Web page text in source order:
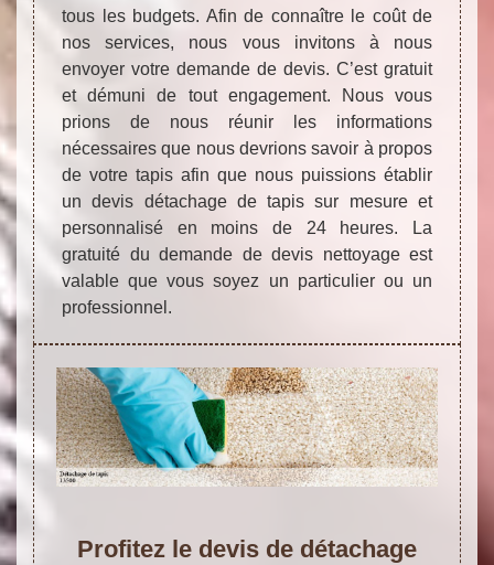
tous les budgets. Afin de connaître le coût de
nos services, nous vous invitons à nous
envoyer votre demande de devis. C’est gratuit
et démuni de tout engagement. Nous vous
prions de nous réunir les informations
nécessaires que nous devrions savoir à propos
de votre tapis afin que nous puissions établir
un devis détachage de tapis sur mesure et
personnalisé en moins de 24 heures. La
gratuité du demande de devis nettoyage est
valable que vous soyez un particulier ou un
professionnel.
Profitez le devis de détachage